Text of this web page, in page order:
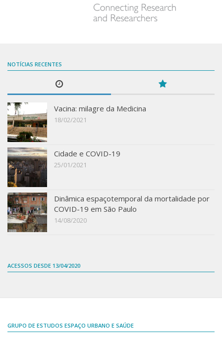
NOTÍCIAS RECENTES
Vacina: milagre da Medicina
18/02/2021
Cidade e COVID-19
25/01/2021
Dinâmica espaçotemporal da mortalidade por
COVID-19 em São Paulo
14/08/2020
ACESSOS DESDE 13/04/2020
GRUPO DE ESTUDOS ESPAÇO URBANO E SAÚDE